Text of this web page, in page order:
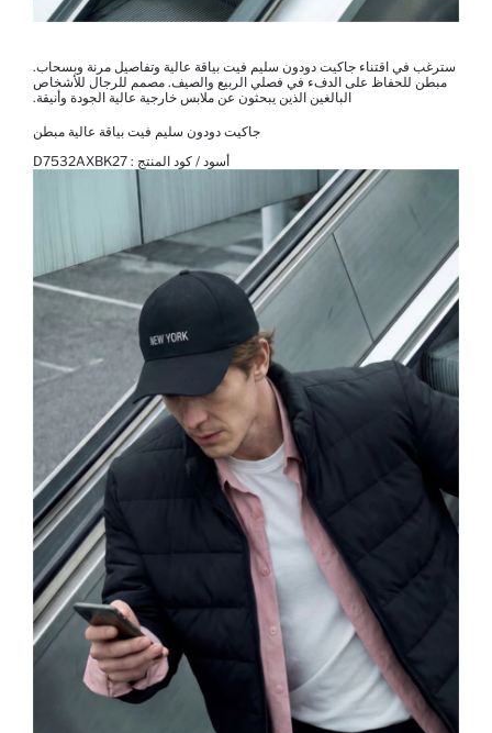
سترغب في اقتناء جاكيت دودون سليم فيت بياقة عالية وتفاصيل مرنة وبسحاب.
مبطن للحفاظ على الدفء في فصلي الربيع والصيف. مصمم للرجال للأشخاص
البالغين الذين يبحثون عن ملابس خارجية عالية الجودة وأنيقة.
جاكيت دودون سليم فيت بياقة عالية مبطن
أسود / كود المنتج : D7532AXBK27